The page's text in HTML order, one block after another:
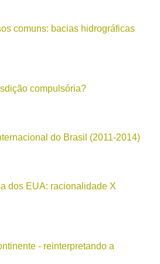
comuns: bacias hidrográficas
compulsória?
do Brasil (2011-2014)
dos EUA: racionalidade X
- reinterpretando a